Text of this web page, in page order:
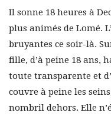
Il sonne 18 heures à
plus animés de Lomé.
bruyantes ce soir-là.
fille, d’à peine 18 ans,
toute transparente et
couvre à peine les
nombril dehors. Elle